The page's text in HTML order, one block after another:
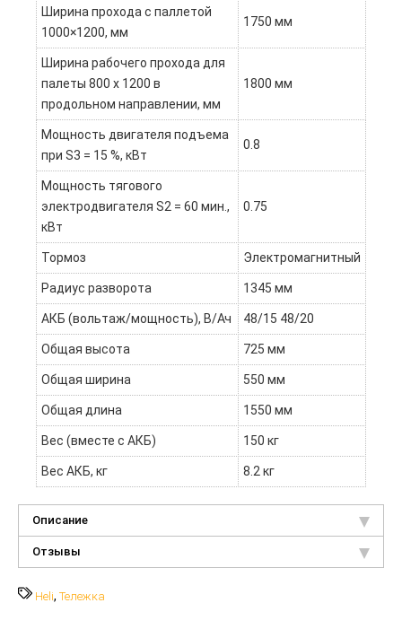
Ширина прохода с паллетой
1000×1200, мм
1750 мм
Ширина рабочего прохода для
палеты 800 x 1200 в
продольном направлении, мм
1800 мм
Мощность двигателя подъема
при S3 = 15 %, кВт
0.8
Мощность тягового
электродвигателя S2 = 60 мин.,
кВт
0.75
Тормоз Электромагнитный
Радиус разворота 1345 мм
АКБ (вольтаж/мощность), В/Ач 48/15 48/20
Общая высота 725 мм
Общая ширина 550 мм
Общая длина 1550 мм
Вес (вместе с АКБ) 150 кг
Вес АКБ, кг 8.2 кг
Описание
Отзывы
Heli, Тележка